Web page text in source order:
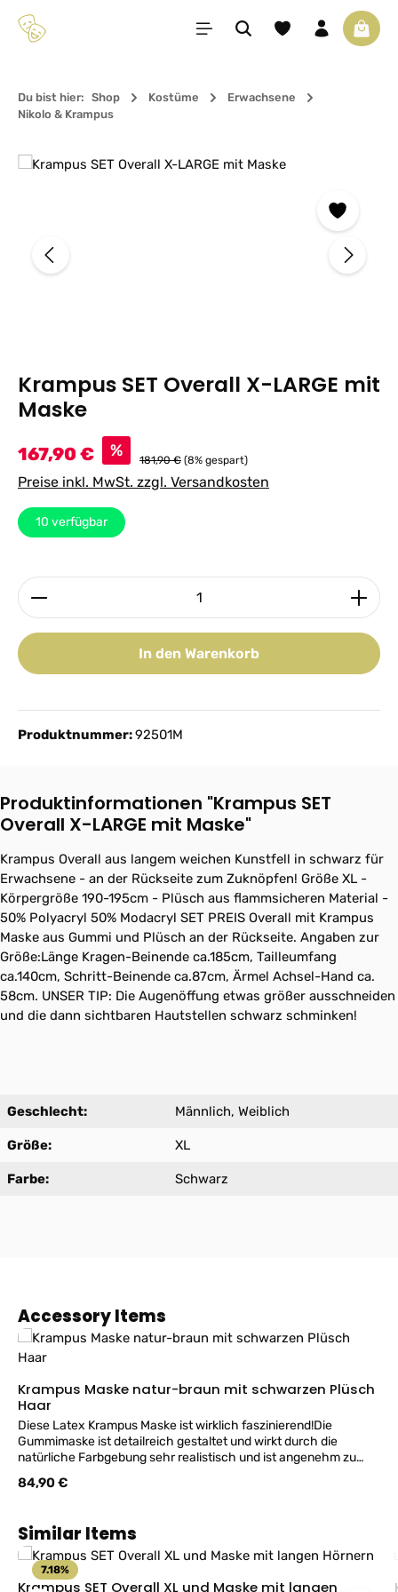
Zum Hauptinhalt springen Du hast 0 Produkte
Du bist hier: Shop Kostüme
Erwachsene
Nikolo & Krampus
Bildergalerie überspringen
Krampus SET Overall X-LARGE mit
Maske
Verkaufspreis:
167,90 € % 181,90 € (8% gespart)
Preise inkl. MwSt. zzgl. Versandkosten
10 verfügbar
Produkt Anzahl: Gib den gewünschten Wert ein
In den Warenkorb
Produktnummer:92501M
Produktinformationen "Krampus SET
Overall X-LARGE mit Maske"
Krampus Overall aus langem weichen Kunstfell in schwarz für
Erwachsene - an der Rückseite zum Zuknöpfen! Größe XL -
Körpergröße 190-195cm - Plüsch aus flammsicheren Material -
50% Polyacryl 50% Modacryl SET PREIS Overall mit Krampus
Maske aus Gummi und Plüsch an der Rückseite. Angaben zur
Größe:Länge Kragen-Beinende ca.185cm, Tailleumfang
ca.140cm, Schritt-Beinende ca.87cm, Ärmel Achsel-Hand ca.
58cm. UNSER TIP: Die Augenöffung etwas größer ausschneiden
und die dann sichtbaren Hautstellen schwarz schminken!
Geschlecht: Männlich, Weiblich
Größe: XL
Farbe: Schwarz
Produktgalerie überspringen
Accessory Items
Krampus Maske natur-braun mit schwarzen Plüsch
Haar
Diese Latex Krampus Maske ist wirklich faszinierend!Die
Gummimaske ist detailreich gestaltet und wirkt durch die
natürliche Farbgebung sehr realistisch und ist angenehm zu
Rückseite einen Gummizug und sorgen dadurch für einen guten
Perchtenlauf. Mit dieser Maske sorgst du definitiv für Aufsehen
zum Krampus. Für die perfekten Wirkung der Maske empfehlen
wir die sichtbaren Hautstellen, um die Augen schwarz zu
schminken. Maskengröße für Erwachsenen. ACHTUNG: leichte
Regulärer Preis:
84,90 €
Produktgalerie überspringen
Similar Items
7.18%
Krampus SET Overall XL und Maske mit langen